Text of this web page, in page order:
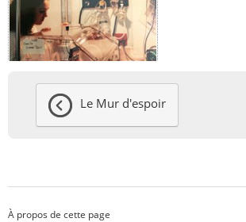
Le Mur d'espoir
À propos de cette page